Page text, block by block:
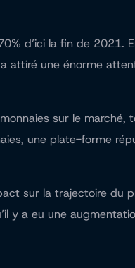
d’ici la fin de 2021.
une énorme
sur le marché,
une plate-forme
sur la trajectoire du
y a eu une